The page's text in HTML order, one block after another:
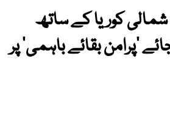
کوریا کے ساتھ
’پرامن بقائے باہمی‘ پر